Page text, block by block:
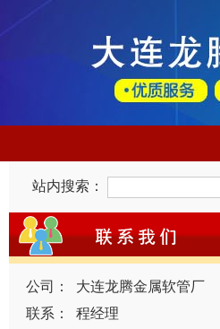
站内搜索：
公司：
大连龙腾金属软管厂
联系：
程经理